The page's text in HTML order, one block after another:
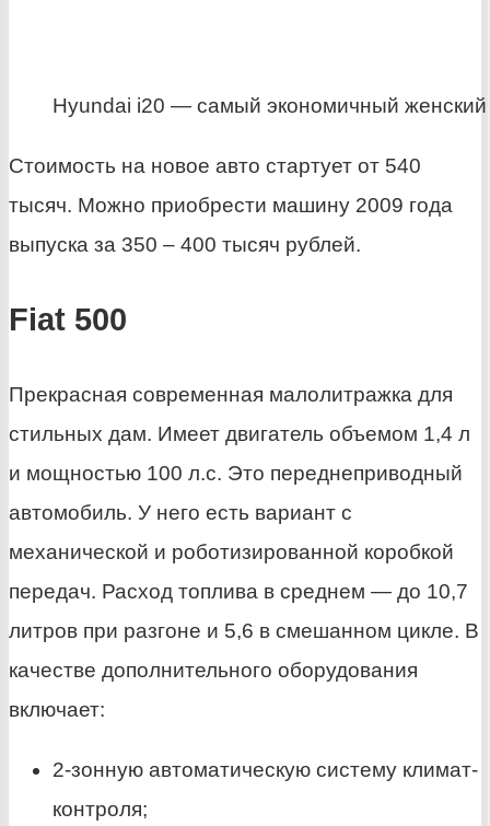
Hyundai i20 — самый экономичный женский
Стоимость на новое авто стартует от 540
тысяч. Можно приобрести машину 2009 года
выпуска за 350 – 400 тысяч рублей.
Fiat 500
Прекрасная современная малолитражка для
стильных дам. Имеет двигатель объемом 1,4 л
и мощностью 100 л.с. Это переднеприводный
автомобиль. У него есть вариант с
механической и роботизированной коробкой
передач. Расход топлива в среднем — до 10,7
литров при разгоне и 5,6 в смешанном цикле. В
качестве дополнительного оборудования
включает:
2-зонную автоматическую систему климат-
контроля;